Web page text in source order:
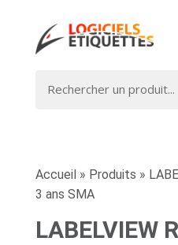
Accueil » Produits »
3 ans SMA
LABELVIEW